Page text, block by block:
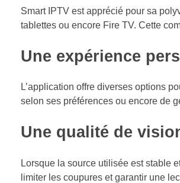
Smart IPTV est apprécié pour sa
tablettes ou encore Fire TV. Cette
Une expérience
L’application offre diverses options
selon ses préférences ou encore de
Une qualité de
Lorsque la source utilisée est stable
limiter les coupures et garantir une